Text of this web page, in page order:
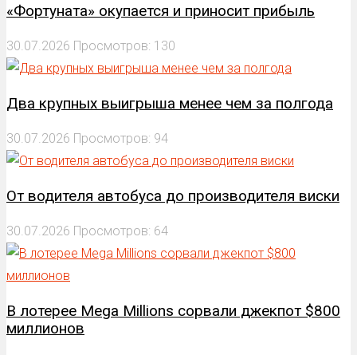
«Фортуната» окупается и приносит прибыль
30.07.2026 Просмотров: 130
Два крупных выигрыша менее чем за полгода
30.07.2026 Просмотров: 94
От водителя автобуса до производителя виски
30.07.2026 Просмотров: 64
В лотерее Mega Millions сорвали джекпот $800
миллионов